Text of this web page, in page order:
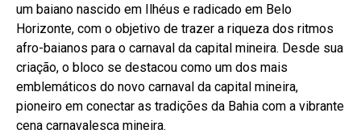
um baiano nascido em Ilhéus e radicado em Belo
Horizonte, com o objetivo de trazer a riqueza dos ritmos
afro-baianos para o carnaval da capital mineira. Desde sua
criação, o bloco se destacou como um dos mais
emblemáticos do novo carnaval da capital mineira,
pioneiro em conectar as tradições da Bahia com a vibrante
cena carnavalesca mineira.